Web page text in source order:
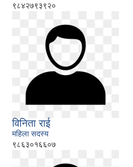
९८४२७९३९२०
विनिता राई
महिला सदस्य
९८६३०१६६०७